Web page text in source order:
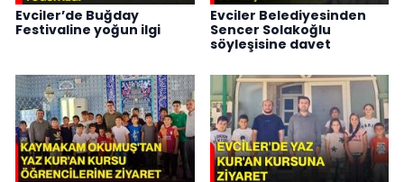
Evciler’de Buğday
Festivaline yoğun ilgi
Evciler Belediyesinden
Sencer Solakoğlu
söyleşisine davet